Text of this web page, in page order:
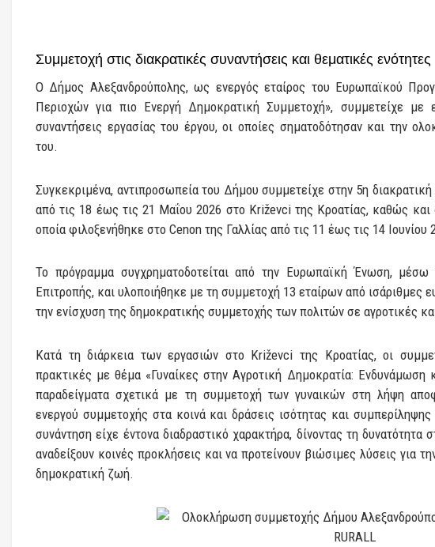
Συμμετοχή στις διακρατικές συναντήσεις και θεματικές ενότητες
Ο Δήμος Αλεξανδρούπολης, ως ενεργός εταίρος του Ευρωπαϊκού
Περιοχών για πιο Ενεργή Δημοκρατική Συμμετοχή», συμμετείχε με
συναντήσεις εργασίας του έργου, οι οποίες σηματοδότησαν και την
του.
Συγκεκριμένα, αντιπροσωπεία του Δήμου συμμετείχε στην 5η
από τις 18 έως τις 21 Μαΐου 2026 στο Križevci της Κροατίας, καθώς και
οποία φιλοξενήθηκε στο Cenon της Γαλλίας από τις 11 έως τις 14 Ιουνίου
Το πρόγραμμα συγχρηματοδοτείται από την Ευρωπαϊκή Ένωση,
Επιτροπής, και υλοποιήθηκε με τη συμμετοχή 13 εταίρων από
την ενίσχυση της δημοκρατικής συμμετοχής των πολιτών σε αγροτικές
Κατά τη διάρκεια των εργασιών στο Križevci της Κροατίας, οι
πρακτικές με θέμα «Γυναίκες στην Αγροτική Δημοκρατία: Ενδυνάμωση
παραδείγματα σχετικά με τη συμμετοχή των γυναικών στη λήψη
ενεργού συμμετοχής στα κοινά και δράσεις ισότητας και
συνάντηση είχε έντονα διαδραστικό χαρακτήρα, δίνοντας τη δυνατότητα
αναδείξουν κοινές προκλήσεις και να προτείνουν βιώσιμες λύσεις για
δημοκρατική ζωή.